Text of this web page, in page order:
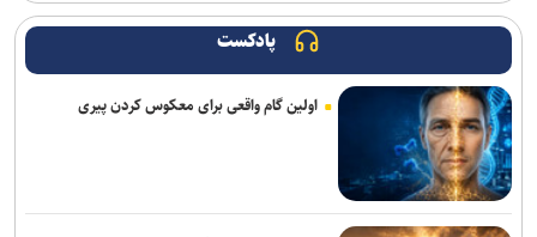
بازی‌های آسیایی
باختر: انتقال قرضی بازیکن بدون ثبت قرارداد تخلف است/ استقلال با
مجازاتی مواجه نخواهد شد
ماجرای پیشنهاد سهراب بختیاری زاده به سردار آزمون چیست؟/ وعده
پوچی که به سرمربی استقلال داده شد
مس رفسنجان منتظر رأی CAS/ آغاز تمرینات نارنجی پوشان از هفته آینده
پادکست
اولین گام واقعی برای معکوس کردن پیری